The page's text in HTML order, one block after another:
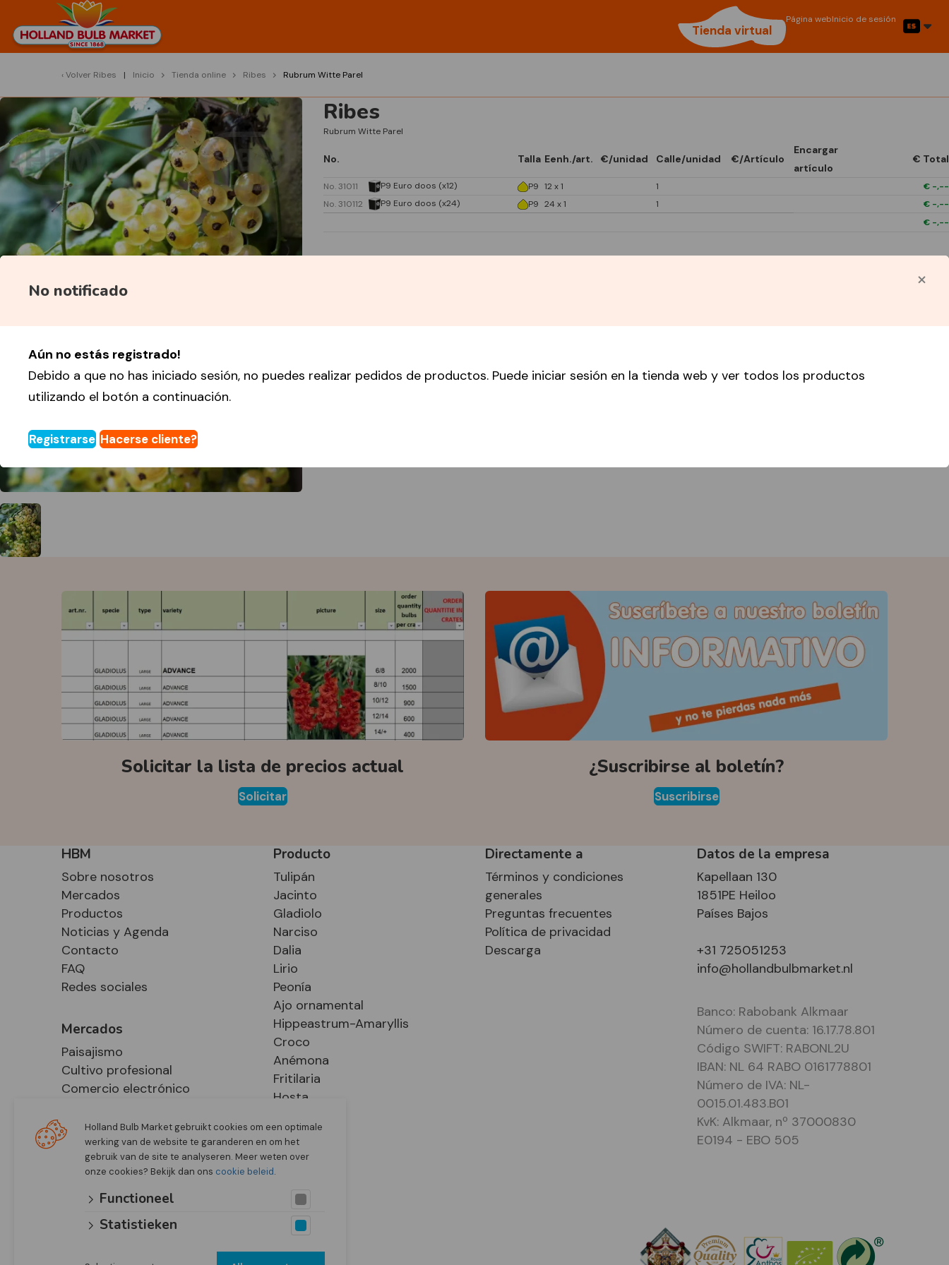
Tienda virtual
Página webInicio de sesión
No notificado
Aún no estás registrado!
Debido a que no has iniciado sesión, no puedes realizar pedidos de productos. Puede iniciar sesión en la tienda web y ver todos los productos
utilizando el botón a continuación.
Registrarse Hacerse cliente?
Volver Ribes Inicio Tienda online Ribes Rubrum Witte Parel
Ribes
Rubrum Witte Parel
No. Talla Eenh./art. €/unidad Calle/unidad €/Artículo
Encargar
artículo
€ Total
No. 31011 P9 Euro doos (x12) P9 12 x 1 1 € -,--
No. 310112
P9 Euro doos (x24) P9 24 x 1 1 € -,--
€ -,--
Solicitar la lista de precios actual
Solicitar
¿Suscribirse al boletín?
Suscribirse
HBM
Sobre nosotros
Mercados
Productos
Noticias y Agenda
Contacto
FAQ
Redes sociales
Mercados
Paisajismo
Cultivo profesional
Comercio electrónico
Producto
Tulipán
Jacinto
Gladiolo
Narciso
Dalia
Lirio
Peonía
Ajo ornamental
Hippeastrum-Amaryllis
Croco
Anémona
Fritilaria
Hosta
Directamente a
Términos y condiciones
generales
Preguntas frecuentes
Política de privacidad
Descarga
Datos de la empresa
Kapellaan 130
1851PE Heiloo
Países Bajos
+31 725051253
info@hollandbulbmarket.nl
Banco: Rabobank Alkmaar
Número de cuenta: 16.17.78.801
Código SWIFT: RABONL2U
IBAN: NL 64 RABO 0161778801
Número de IVA: NL-
0015.01.483.B01
KvK: Alkmaar, nº 37000830
E0194 - EBO 505
Holland Bulb Market gebruikt cookies om een optimale
werking van de website te garanderen en om het
gebruik van de site te analyseren. Meer weten over
onze cookies? Bekijk dan ons cookie beleid.
Functioneel
Statistieken